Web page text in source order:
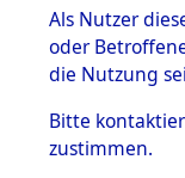
mente
1.2.9 Beim
verwahrte
1.2.9.1
Effekten
Als Nutzer
oder
die Nutzung
Bitte
zustimmen.